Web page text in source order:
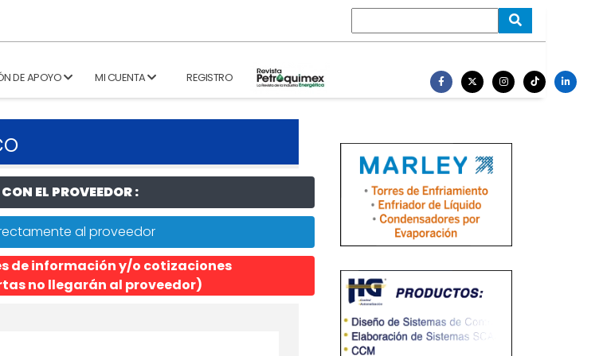
DE APOYO MI CUENTA REGISTRO
EL PROVEEDOR :
al proveedor
de información y/o cotizaciones
no llegarán al proveedor)